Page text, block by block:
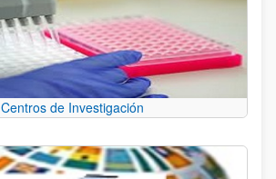
Centros de Investigación